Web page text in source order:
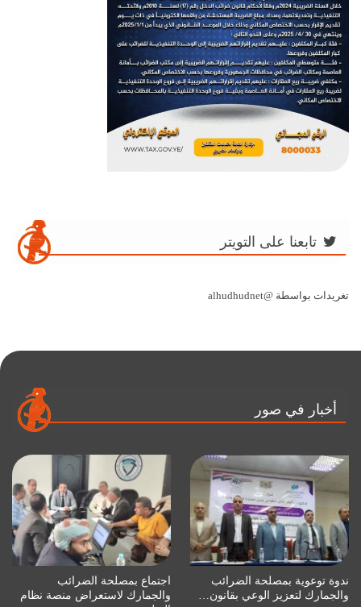
تابعنا على التويتر
تغريدات بواسطة @alhudhudnet
أخبار في صور
ندوة توعوية بمصلحة الضرائب
والجمارك لتعزيز الوعي بقانون…
اجتماع بمصلحة الضرائب
والجمارك لاستعراض منصة نظام